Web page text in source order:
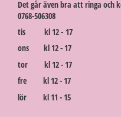
Det går även bra att ringa och
0768-506308
tis kl 12 - 17
ons kl 12 - 17
tor kl 12 - 17
fre kl 12 - 17
lör kl 11 - 15